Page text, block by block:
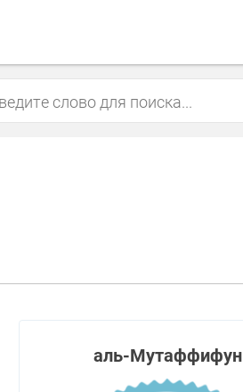
аль-Мутаффифун